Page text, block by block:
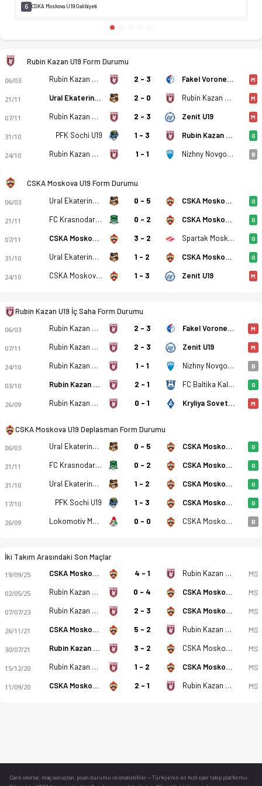
FK Rubin Kazan U19 - CSKA Moskova U19 2-4 bitti. Gol
6 CSKA Moskova U19 Galibiyeti
Rubin Kazan U19 Form Durumu
06/03 Rubin Kazan U19 2 - 3 Fakel Voronezh U19 M
21/11 Ural Ekaterinburg U19 2 - 0 Rubin Kazan U19 M
07/11 Rubin Kazan U19 2 - 3 Zenit U19 M
31/10 PFK Sochi U19 1 - 3 Rubin Kazan U19 G
24/10 Rubin Kazan U19 1 - 1 Nizhny Novgorod U19 B
CSKA Moskova U19 Form Durumu
06/03 Ural Ekaterinburg U19 0 - 5 CSKA Moskova U19 G
21/11 FC Krasnodar U19 0 - 2 CSKA Moskova U19 G
07/11 CSKA Moskova U19 3 - 2 Spartak Moskova U19 G
31/10 Ural Ekaterinburg U19 1 - 2 CSKA Moskova U19 G
24/10 CSKA Moskova U19 1 - 3 Zenit U19 M
Rubin Kazan U19 İç Saha Form Durumu
06/03 Rubin Kazan U19 2 - 3 Fakel Voronezh U19 M
07/11 Rubin Kazan U19 2 - 3 Zenit U19 M
24/10 Rubin Kazan U19 1 - 1 Nizhny Novgorod U19 B
03/10 Rubin Kazan U19 2 - 1 FC Baltika Kaliningrad U19 G
26/09 Rubin Kazan U19 0 - 1 Kryliya Sovetov U19 M
CSKA Moskova U19 Deplasman Form Durumu
06/03 Ural Ekaterinburg U19 0 - 5 CSKA Moskova U19 G
21/11 FC Krasnodar U19 0 - 2 CSKA Moskova U19 G
31/10 Ural Ekaterinburg U19 1 - 2 CSKA Moskova U19 G
17/10 PFK Sochi U19 1 - 3 CSKA Moskova U19 G
26/09 Lokomotiv Moskova U19 0 - 0 CSKA Moskova U19 B
İki Takım Arasındaki Son Maçlar
19/09/25 CSKA Moskova U19 4 - 1 Rubin Kazan U19 MS
02/05/25 Rubin Kazan U19 0 - 4 CSKA Moskova U19 MS
07/07/23 Rubin Kazan U19 2 - 3 CSKA Moskova U19 MS
26/11/21 CSKA Moskova U19 5 - 2 Rubin Kazan U19 MS
30/07/21 Rubin Kazan U19 3 - 2 CSKA Moskova U19 MS
15/12/20 Rubin Kazan U19 1 - 2 CSKA Moskova U19 MS
11/09/20 CSKA Moskova U19 2 - 1 Rubin Kazan U19 MS
Canlı skorlar , maç sonuçları, puan durumu ve istatistikler — Türkiye’nin en hızlı spor takip platformu.